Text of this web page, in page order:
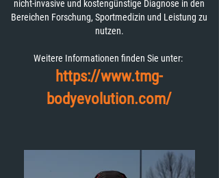
nicht-invasive und kostengünstige Diagnose in den
Bereichen Forschung, Sportmedizin und Leistung zu
nutzen.
Weitere Informationen finden Sie unter:
https://www.tmg-
bodyevolution.com/